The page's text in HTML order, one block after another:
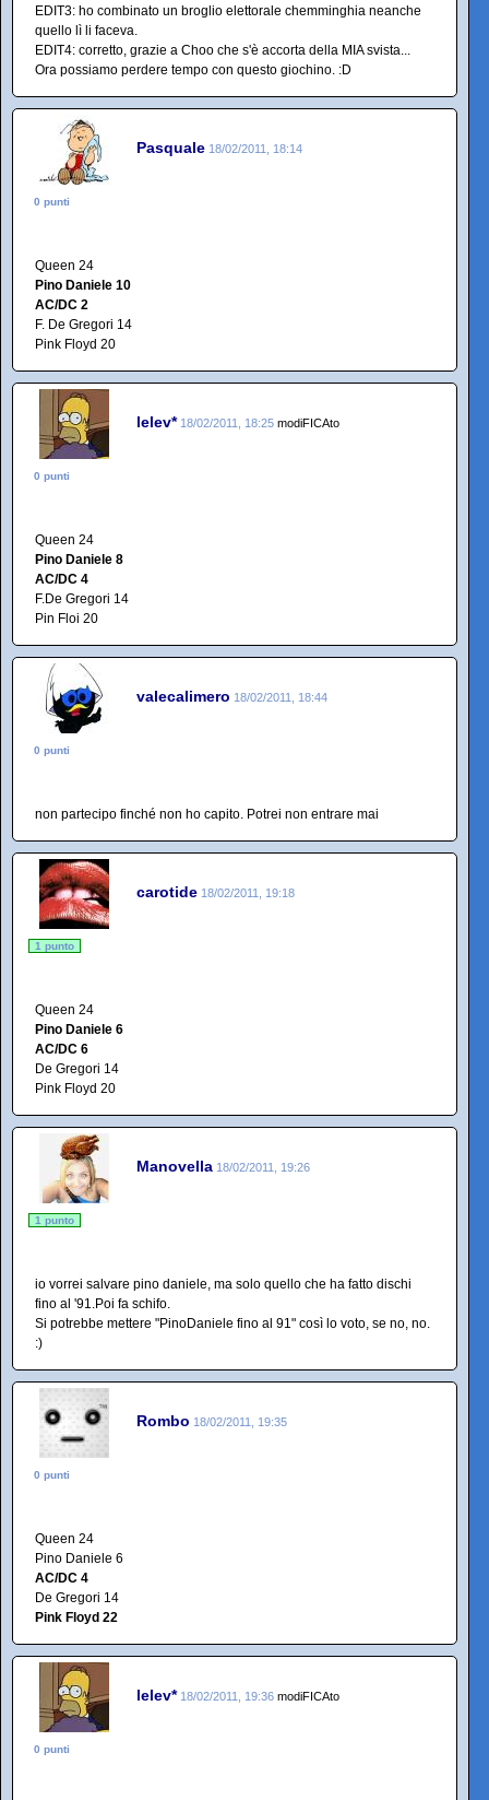
EDIT3: ho combinato un broglio elettorale chemminghia neanche
quello lì li faceva.
EDIT4: corretto, grazie a Choo che s'è accorta della MIA svista...
Ora possiamo perdere tempo con questo giochino. :D
Pasquale 18/02/2011, 18:14
0 punti
Queen 24
Pino Daniele 10
AC/DC 2
F. De Gregori 14
Pink Floyd 20
lelev* 18/02/2011, 18:25 modiFICAto
0 punti
Queen 24
Pino Daniele 8
AC/DC 4
F.De Gregori 14
Pin Floi 20
valecalimero 18/02/2011, 18:44
0 punti
non partecipo finché non ho capito. Potrei non entrare mai
carotide 18/02/2011, 19:18
1 punto
Queen 24
Pino Daniele 6
AC/DC 6
De Gregori 14
Pink Floyd 20
Manovella 18/02/2011, 19:26
1 punto
io vorrei salvare pino daniele, ma solo quello che ha fatto dischi
fino al '91.Poi fa schifo.
Si potrebbe mettere "PinoDaniele fino al 91" così lo voto, se no, no.
:)
Rombo 18/02/2011, 19:35
0 punti
Queen 24
Pino Daniele 6
AC/DC 4
De Gregori 14
Pink Floyd 22
lelev* 18/02/2011, 19:36 modiFICAto
0 punti